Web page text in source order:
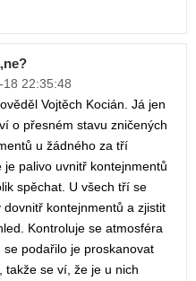
18 22:35:48
Vojtěch Kocián. Já jen
o přesném stavu zničených
u žádného za tří
palivo uvnitř kontejnmentů
spěchat. U všech tří se
kontejnmentů a zjistit
Kontroluje se atmosféra
podařilo je proskanovat
takže se ví, že je u nich